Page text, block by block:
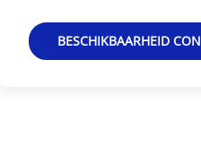
BESCHIKBAARHEID